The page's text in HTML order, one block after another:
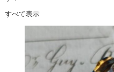
すべて表示